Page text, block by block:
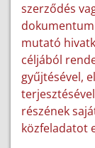
szerződés
mutató
céljából
gyűjtésével,
részének
közfeladatot